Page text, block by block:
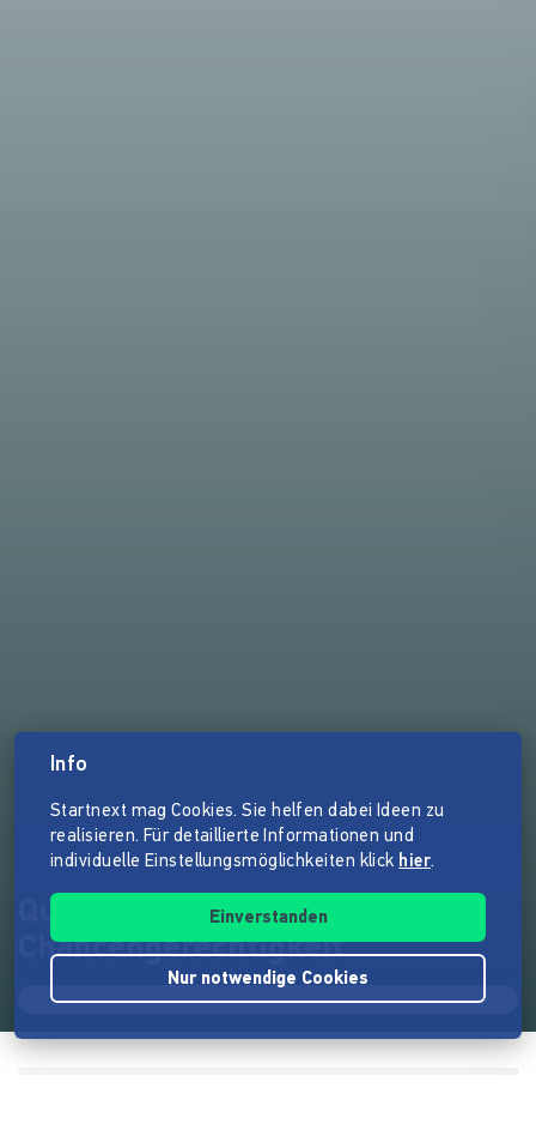
Quinoa – die Schule für
Chancengerechtigkeit
Info
Startnext mag Cookies. Sie helfen dabei Ideen zu
realisieren. Für detaillierte Informationen und
individuelle Einstellungsmöglichkeiten klick hier.
Einverstanden
Nur notwendige Cookies